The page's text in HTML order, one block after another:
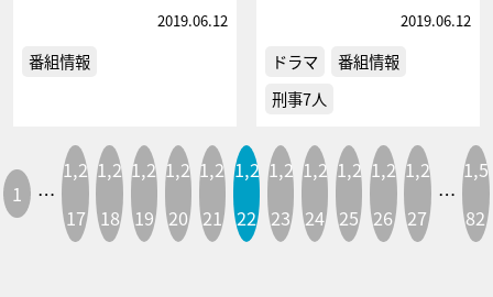
2019.06.12
番組情報
2019.06.12
ドラマ
番組情報
刑事7人
1 …
1,2
17
1,2
18
1,2
19
1,2
20
1,2
21
1,2
22
1,2
23
1,2
24
1,2
25
1,2
26
1,2
27
…
1,5
82